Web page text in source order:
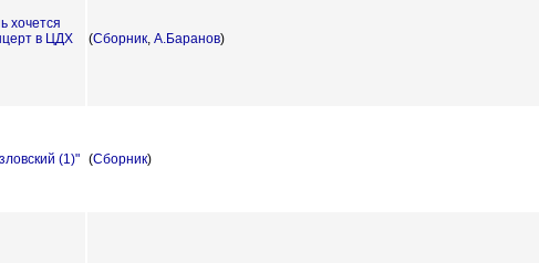
хочется
в ЦДХ
(Сборник, А.Баранов)
(1)" (Сборник)